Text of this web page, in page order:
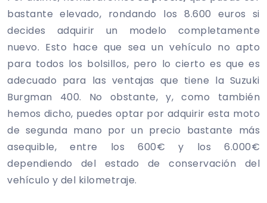
bastante elevado, rondando los 8.600 euros si
decides adquirir un modelo completamente
nuevo. Esto hace que sea un vehículo no apto
para todos los bolsillos, pero lo cierto es que es
adecuado para las ventajas que tiene la Suzuki
Burgman 400. No obstante, y, como también
hemos dicho, puedes optar por adquirir esta moto
de segunda mano por un precio bastante más
asequible, entre los 600€ y los 6.000€
dependiendo del estado de conservación del
vehículo y del kilometraje.